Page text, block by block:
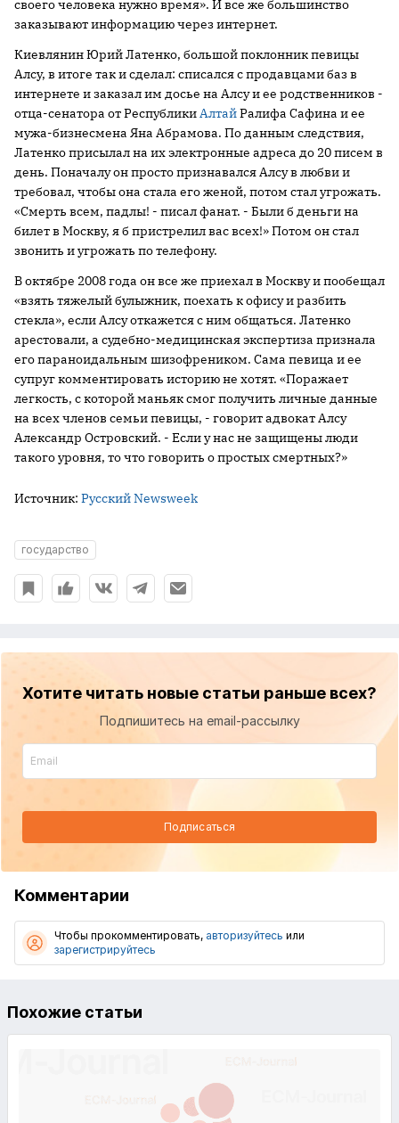
своего человека нужно время». И все же большинство
заказывают информацию через интернет.
Киевлянин Юрий Латенко, большой поклонник певицы
Алсу, в итоге так и сделал: списался с продавцами баз в
интернете и заказал им досье на Алсу и ее родственников -
отца-сенатора от РеспубликиАлтайРалифа Сафина и ее
мужа-бизнесмена Яна Абрамова. По данным следствия,
Латенко присылал на их электронные адреса до 20 писем в
день. Поначалу он просто признавался Алсу в любви и
требовал, чтобы она стала его женой, потом стал угрожать.
«Смерть всем, падлы! - писал фанат. - Были б деньги на
билет в Москву, я б пристрелил вас всех!» Потом он стал
звонить и угрожать по телефону.
В октябре 2008 года он все же приехал в Москву и пообещал
«взять тяжелый булыжник, поехать к офису и разбить
стекла», если Алсу откажется с ним общаться. Латенко
арестовали, а судебно-медицинская экспертиза признала
его параноидальным шизофреником. Сама певица и ее
супруг комментировать историю не хотят. «Поражает
легкость, с которой маньяк смог получить личные данные
на всех членов семьи певицы, - говорит адвокат Алсу
Александр Островский. - Если у нас не защищены люди
такого уровня, то что говорить о простых смертных?»
Источник: Русский Newsweek
государство
Хотите читать новые статьи раньше всех?
Подпишитесь на email-рассылку
Подписаться
Комментарии
Чтобы прокомментировать, авторизуйтесь или
зарегистрируйтесь
Похожие статьи